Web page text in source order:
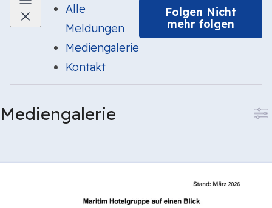
Alle
Meldungen
Mediengalerie
Kontakt
Folgen Nicht
mehr folgen
Mediengalerie